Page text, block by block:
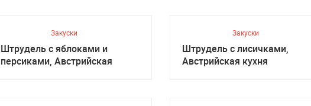
Закуски
Штрудель с яблоками и
персиками, Австрийская
Закуски
Штрудель с лисичками,
Австрийская кухня